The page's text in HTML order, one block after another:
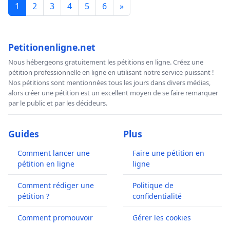
1 2 3 4 5 6 »
Petitionenligne.net
Nous hébergeons gratuitement les pétitions en ligne. Créez une
pétition professionnelle en ligne en utilisant notre service puissant !
Nos pétitions sont mentionnées tous les jours dans divers médias,
alors créer une pétition est un excellent moyen de se faire remarquer
par le public et par les décideurs.
Guides
Comment lancer une
pétition en ligne
Comment rédiger une
pétition ?
Comment promouvoir
Plus
Faire une pétition en
ligne
Politique de
confidentialité
Gérer les cookies